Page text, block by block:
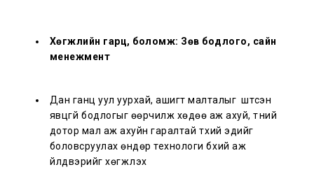
Хөгжлийн гарц, боломж: Зөв бодлого, сайн
менежмент
Дан ганц уул уурхай, ашигт малталыг шүтсэн
явцгүй бодлогыг өөрчилж хөдөө аж ахуй, түүний
дотор мал аж ахуйн гаралтай түүхий эдийг
боловсруулах өндөр технологи бүхий аж
үйлдвэрийг хөгжүүлэх